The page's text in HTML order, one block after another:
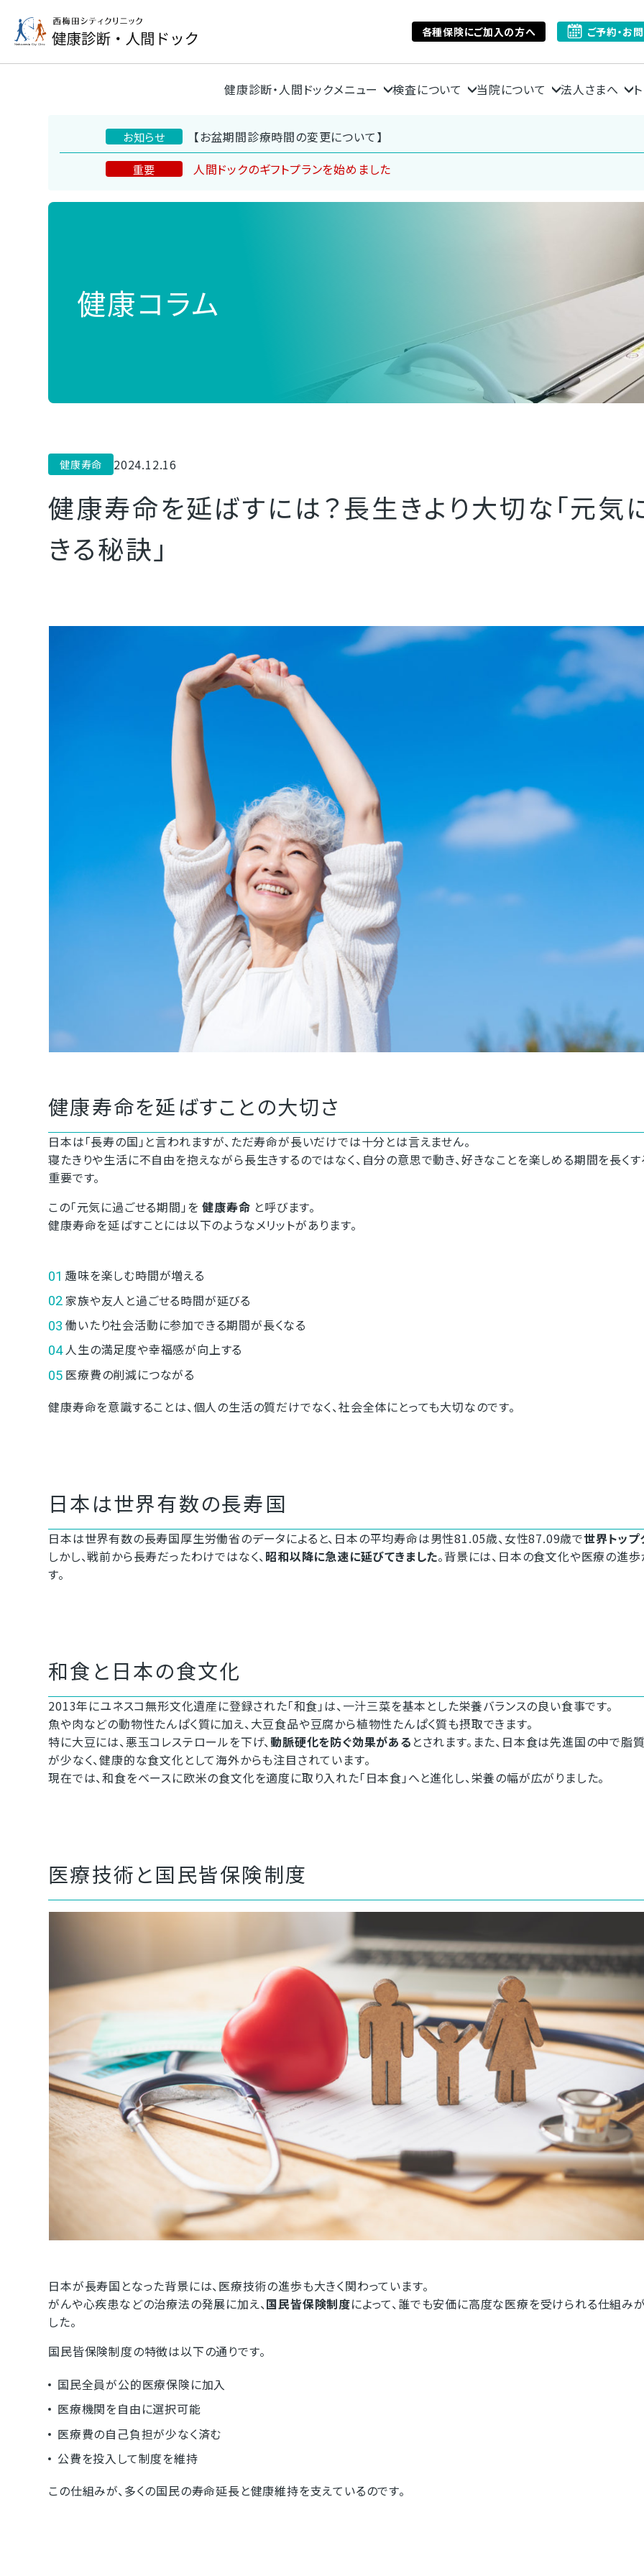
各種保険にご加入の方へ ご予約・お
健康診断・人間ドックメニュー 検査について 当院について 法人さまへ
お知らせ 【お盆期間診療時間の変更について】
重要 人間ドックのギフトプランを始めました
健康コラム
健康寿命 2024.12.16
健康寿命を延ばすには？長生きより大切な「元気
きる秘訣」
健康寿命を延ばすことの大切さ
日本は「長寿の国」と言われますが、ただ寿命が長いだけでは十分とは言えません。
寝たきりや生活に不自由を抱えながら長生きするのではなく、自分の意思で動き、好きなことを楽しめる期間を長く
重要です。
この「元気に過ごせる期間」を健康寿命 と呼びます。
健康寿命を延ばすことには以下のようなメリットがあります。
趣味を楽しむ時間が増える
家族や友人と過ごせる時間が延びる
働いたり社会活動に参加できる期間が長くなる
人生の満足度や幸福感が向上する
医療費の削減につながる
健康寿命を意識することは、個人の生活の質だけでなく、社会全体にとっても大切なのです。
日本は世界有数の長寿国
日本は世界有数の長寿国厚生労働省のデータによると、日本の平均寿命は男性81.05歳、女性87.09歳で世界トップ
しかし、戦前から長寿だったわけではなく、昭和以降に急速に延びてきました。背景には、日本の食文化や医療の進
す。
和食と日本の食文化
2013年にユネスコ無形文化遺産に登録された「和食」は、一汁三菜を基本とした栄養バランスの良い食事です。
魚や肉などの動物性たんぱく質に加え、大豆食品や豆腐から植物性たんぱく質も摂取できます。
特に大豆には、悪玉コレステロールを下げ、動脈硬化を防ぐ効果がある とされます。また、日本食は先進国の中で脂
が少なく、健康的な食文化として海外からも注目されています。
現在では、和食をベースに欧米の食文化を適度に取り入れた「日本食」へと進化し、栄養の幅が広がりました。
医療技術と国民皆保険制度
日本が長寿国となった背景には、医療技術の進歩も大きく関わっています。
がんや心疾患などの治療法の発展に加え、国民皆保険制度によって、誰でも安価に高度な医療を受けられる仕組み
した。
国民皆保険制度の特徴は以下の通りです。
国民全員が公的医療保険に加入
医療機関を自由に選択可能
医療費の自己負担が少なく済む
公費を投入して制度を維持
この仕組みが、多くの国民の寿命延長と健康維持を支えているのです。